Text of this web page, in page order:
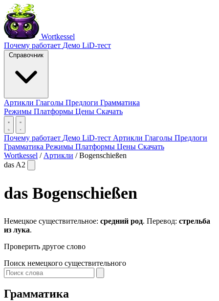
Wortkessel
Почему работает Демо LiD-тест
Справочник
Артикли Глаголы Предлоги Грамматика
Режимы Платформы Цены Скачать
Почему работает Демо LiD-тест Артикли Глаголы Предлоги
Грамматика Режимы Платформы Цены Скачать
Wortkessel / Артикли / Bogenschießen
das A2
das Bogenschießen
Немецкое существительное: средний род. Перевод: стрельба
из лука.
Проверить другое слово
Поиск немецкого существительного
Грамматика